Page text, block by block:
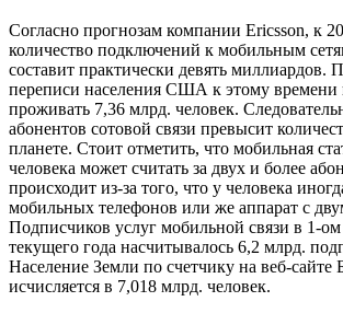
Согласно прогнозам компании Ericsson, к
количество подключений к мобильным
составит практически девять миллиардов.
переписи населения США к этому времени
проживать 7,36 млрд. человек.
абонентов сотовой связи превысит
планете. Стоит отметить, что мобильная
человека может считать за двух и более
происходит из-за того, что у человека
мобильных телефонов или же аппарат с
Подписчиков услуг мобильной связи в 1-ом
текущего года насчитывалось 6,2 млрд.
Население Земли по счетчику на веб-сайте
исчисляется в 7,018 млрд. человек.